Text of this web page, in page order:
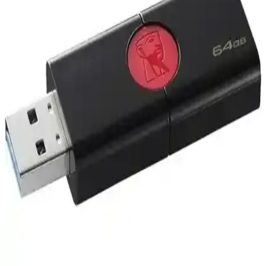
Kompakt ve Güvenilir Taşınabilir Depolama
Küçük boyutlu ve hafif Concord 4GB Cruzer Fit USB bellek,
günlük kullanım ve hareket halinde veri transferi için ideal, uyumlu
ve dayanıklı taşınabilir depolama çözümüdür.
Sandisk Cruzer Glide 256GB ve 128GB USB Bellek
Karşılaştırması ve Kullanıcı Yorumları
Sandisk Cruzer Glide 256GB ve 128GB modellerinin hız, kapasite
ve kullanıcı memnuniyeti açısından detaylı karşılaştırması. Hangi
modelin ihtiyaçlarınıza uygun olduğunu keşfedin.
Kioxia 16GB Transmemory U401 ve Sandisk 64GB
Cruzer Blade Karşılaştırması